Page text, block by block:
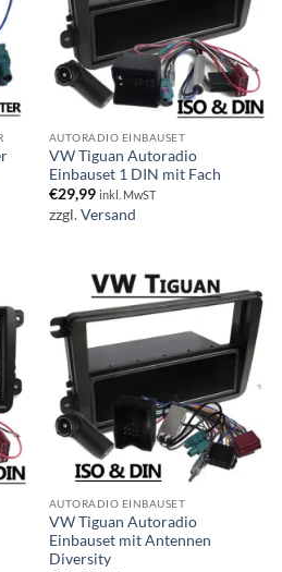
AUTORADIO EINBAUSET
VW Tiguan Autoradio
Einbauset 1 DIN mit Fach
€29,99 inkl. MwST
zzgl.Versand
AUTORADIO EINBAUSET
VW Tiguan Autoradio
Einbauset mit Antennen
Diversity